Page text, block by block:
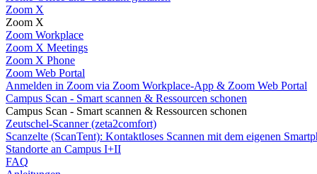
Zoom X
Zoom X
Zoom Workplace
Zoom X Meetings
Zoom X Phone
Zoom Web Portal
Anmelden in Zoom via Zoom Workplace-App & Zoom Web Portal
Campus Scan - Smart scannen & Ressourcen schonen
Campus Scan - Smart scannen & Ressourcen schonen
Zeutschel-Scanner (zeta2comfort)
Scanzelte (ScanTent): Kontaktloses Scannen mit dem eigenen
Standorte an Campus I+II
FAQ